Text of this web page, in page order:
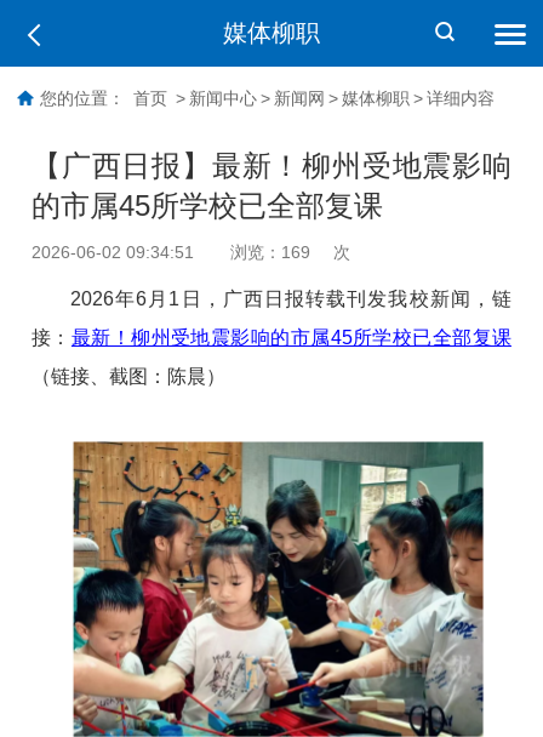
媒体柳职
您的位置： 首页 > 新闻中心 > 新闻网 > 媒体柳职 > 详细内容
【广西日报】最新！柳州受地震影响
的市属45所学校已全部复课
2026-06-02 09:34:51 浏览： 169 次
2026年6月1日，广西日报转载刊发我校新闻，链
接： 最新！柳州受地震影响的市属45所学校已全部复课
（链接、截图：陈晨）